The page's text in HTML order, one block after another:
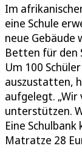
Im
eine Schule
neue
Betten für den
Um 100
auszustatten,
aufgelegt.
unterstützen.
Eine
Matratze 28